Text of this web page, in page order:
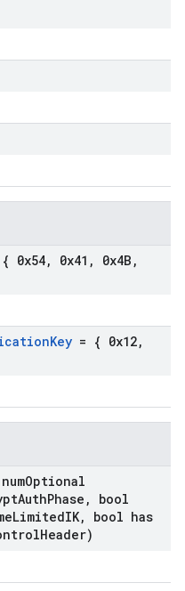
0x54, 0x41 , 0x4B ,
Key = { 0x12,
Optional
AuthPhase ,
bool
LimitedIK,
bool has
Header)